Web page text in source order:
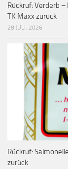
Rückruf: Verderb
TK Maxx zurück
28 JULI, 2026
Rückruf:
zurück